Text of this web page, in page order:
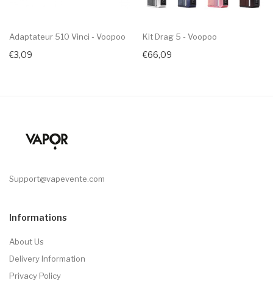
Adaptateur 510 Vinci - Voopoo
€3,09
Kit Drag 5 - Voopoo
€66,09
Support@vapevente.com
Informations
About Us
Delivery Information
Privacy Policy